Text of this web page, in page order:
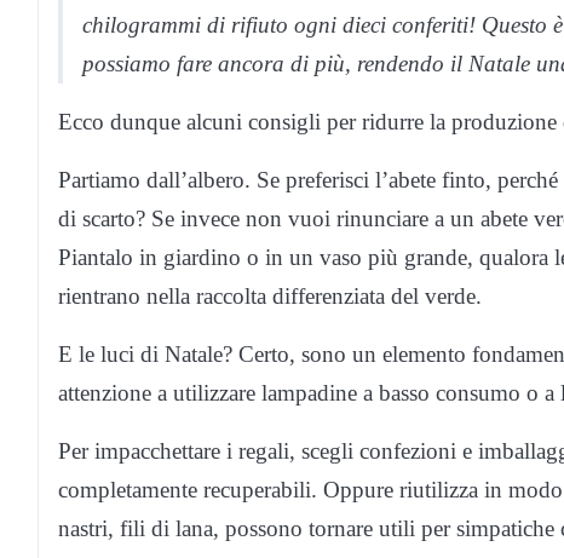
chilogrammi di rifiuto ogni dieci conferiti! Questo
possiamo fare ancora di più, rendendo il Natale
Ecco dunque alcuni consigli per ridurre la
Partiamo dall’albero. Se preferisci l’abete finto,
di scarto? Se invece non vuoi rinunciare a un abete
Piantalo in giardino o in un vaso più grande, qualora
rientrano nella raccolta differenziata del verde.
E le luci di Natale? Certo, sono un elemento
attenzione a utilizzare lampadine a basso consumo o
Per impacchettare i regali, scegli confezioni e
completamente recuperabili. Oppure riutilizza in
nastri, fili di lana, possono tornare utili per simpatiche